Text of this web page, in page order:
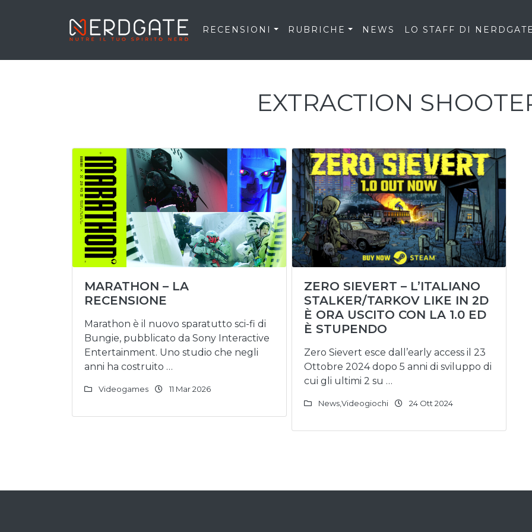
RECENSIONI RUBRICHE NEWS LO STAFF DI
EXTRACTION
MARATHON – LA
RECENSIONE
Marathon è il nuovo sparatutto sci-fi di
Bungie, pubblicato da Sony Interactive
Entertainment. Uno studio che negli
anni ha costruito …
Videogames 11 Mar 2026
ZERO SIEVERT – L’ITALIANO
STALKER/TARKOV LIKE IN 2D
È ORA USCITO CON LA 1.0 ED
È STUPENDO
Zero Sievert esce dall’early access il 23
Ottobre 2024 dopo 5 anni di sviluppo di
cui gli ultimi 2 su …
NewsVideogiochi 24 Ott 2024